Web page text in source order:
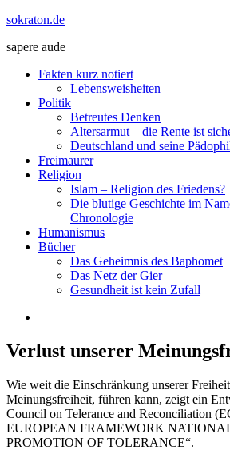
Zum
springen
sokraton.de
sapere aude
Menü
Fakten kurz notiert
Lebensweisheiten
Politik
Betreutes Denken
Altersarmut – die Rente ist
Deutschland und seine
Freimaurer
Religion
Islam – Religion des Friedens?
Die blutige Geschichte im
Chronologie
Humanismus
Bücher
Das Geheimnis des Baphomet
Das Netz der Gier
Gesundheit ist kein Zufall
Verlust unserer
Wie weit die Einschränkung unserer
Meinungsfreiheit, führen kann, zeigt ein
Council on Telerance and Reconciliation
EUROPEAN FRAMEWORK
PROMOTION OF TOLERANCE“.